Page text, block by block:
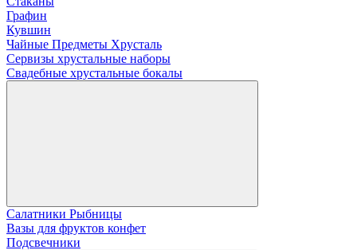
Графин
Кувшин
Чайные Предметы Хрусталь
Сервизы хрустальные наборы
Свадебные хрустальные бокалы
Салатники Рыбницы
Вазы для фруктов конфет
Подсвечники